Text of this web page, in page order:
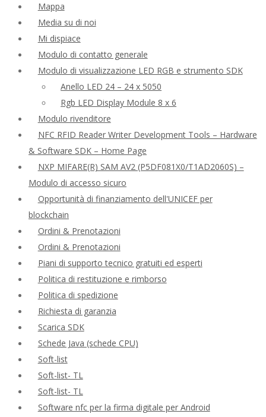
Mappa
Media su di noi
Mi dispiace
Modulo di contatto generale
Modulo di visualizzazione LED RGB e strumento SDK
Anello LED 24 – 24 x 5050
Rgb LED Display Module 8 x 6
Modulo rivenditore
NFC RFID Reader Writer Development Tools – Hardware
& Software SDK – Home Page
NXP MIFARE(R) SAM AV2 (P5DF081X0/T1AD2060S) –
Modulo di accesso sicuro
Opportunità di finanziamento dell'UNICEF per
blockchain
Ordini & Prenotazioni
Ordini & Prenotazioni
Piani di supporto tecnico gratuiti ed esperti
Politica di restituzione e rimborso
Politica di spedizione
Richiesta di garanzia
Scarica SDK
Schede Java (schede CPU)
Soft-list
Soft-list- TL
Soft-list- TL
Software nfc per la firma digitale per Android